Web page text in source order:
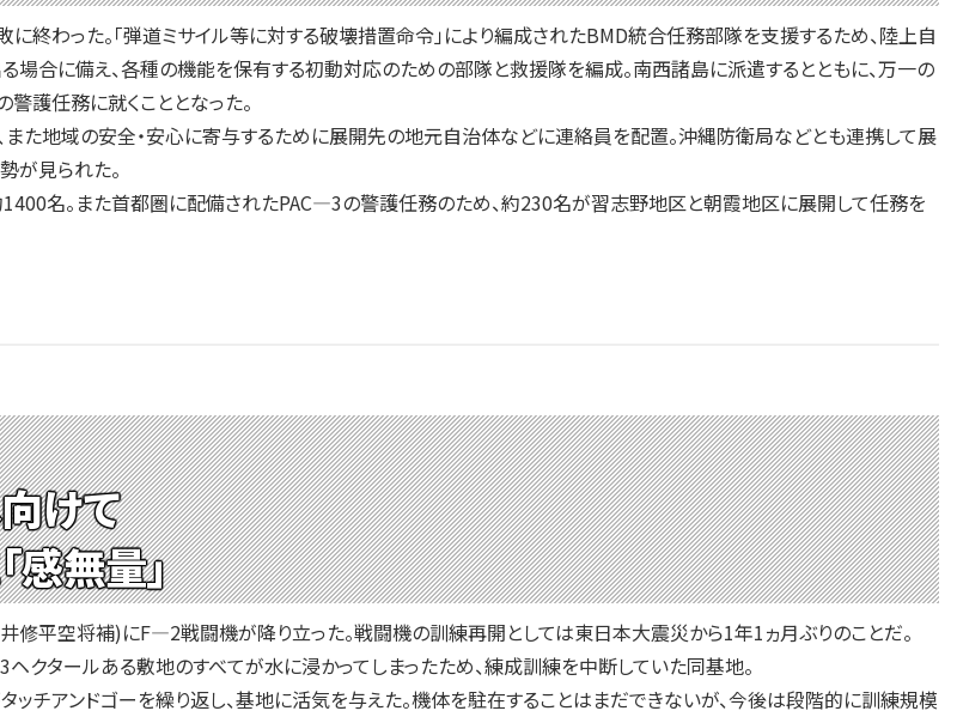
終わった。「弾道ミサイル等に対する破壊措置命令」により編成されたBMD統合任務部隊を支援するため、陸上自
場合に備え、各種の機能を保有する初動対応のための部隊と救援隊を編成。南西諸島に派遣するとともに、万一の
護任務に就くこととなった。
た地域の安全・安心に寄与するために展開先の地元自治体などに連絡員を配置。沖縄防衛局などとも連携して展
が見られた。
名。また首都圏に配備されたPAC—3の警護任務のため、約230名が習志野地区と朝霞地区に展開して任務を
けて
無量」
修平空将補)にF—2戦闘機が降り立った。戦闘機の訓練再開としては東日本大震災から1年1ヵ月ぶりのことだ。
クタールある敷地のすべてが水に浸かってしまったため、練成訓練を中断していた同基地。
アンドゴーを繰り返し、基地に活気を与えた。機体を駐在することはまだできないが、今後は段階的に訓練規模